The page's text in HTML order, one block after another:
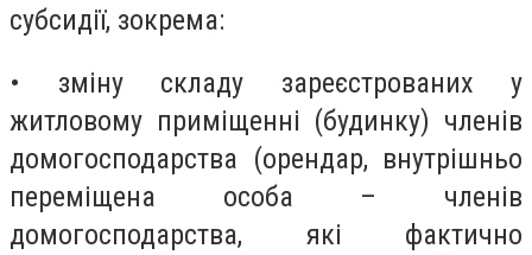
субсидії, зокрема:
• зміну складу зареєстрованих у
житловому приміщенні (будинку) членів
домогосподарства (орендар, внутрішньо
переміщена особа – членів
домогосподарства, які фактично